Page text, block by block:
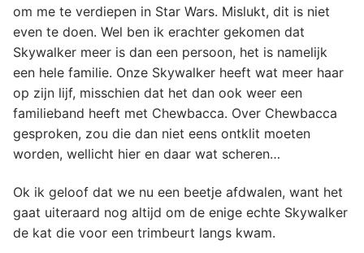
om me te verdiepen in Star Wars. Mislukt, dit is niet
even te doen. Wel ben ik erachter gekomen dat
Skywalker meer is dan een persoon, het is namelijk
een hele familie. Onze Skywalker heeft wat meer haar
op zijn lijf, misschien dat het dan ook weer een
familieband heeft met Chewbacca. Over Chewbacca
gesproken, zou die dan niet eens ontklit moeten
worden, wellicht hier en daar wat scheren…
Ok ik geloof dat we nu een beetje afdwalen, want het
gaat uiteraard nog altijd om de enige echte Skywalker
de kat die voor een trimbeurt langs kwam.